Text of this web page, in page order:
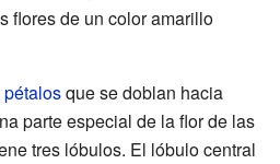
flores de un color amarillo
pétalosque se doblan hacia
parte especial de la flor de las
tres lóbulos. El lóbulo central